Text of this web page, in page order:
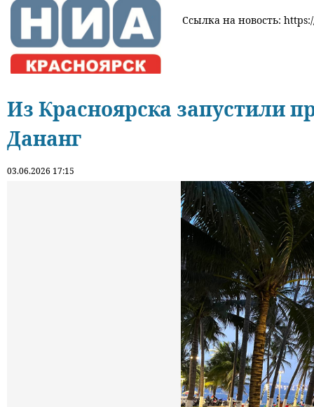
Ссылка на новость:
Из Красноярска запустили
Дананг
03.06.2026 17:15